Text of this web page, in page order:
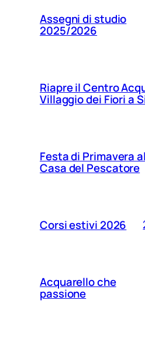
Assegni di studio
2025/2026
Riapre il Centro
Villaggio dei Fiori a
Festa di Primavera
Casa del Pescatore
Corsi estivi 2026
Acquarello che
passione